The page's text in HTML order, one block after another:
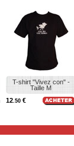
T-shirt "Vivez con" -
Taille M
12 .50 €